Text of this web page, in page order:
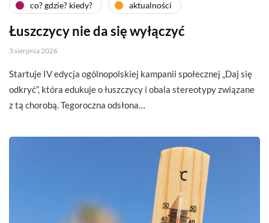
co? gdzie? kiedy? aktualności
Łuszczycy nie da się wyłączyć
3 sierpnia 2026
Startuje IV edycja ogólnopolskiej kampanii społecznej „Daj się
odkryć”, która edukuje o łuszczycy i obala stereotypy związane
z tą chorobą. Tegoroczna odsłona…